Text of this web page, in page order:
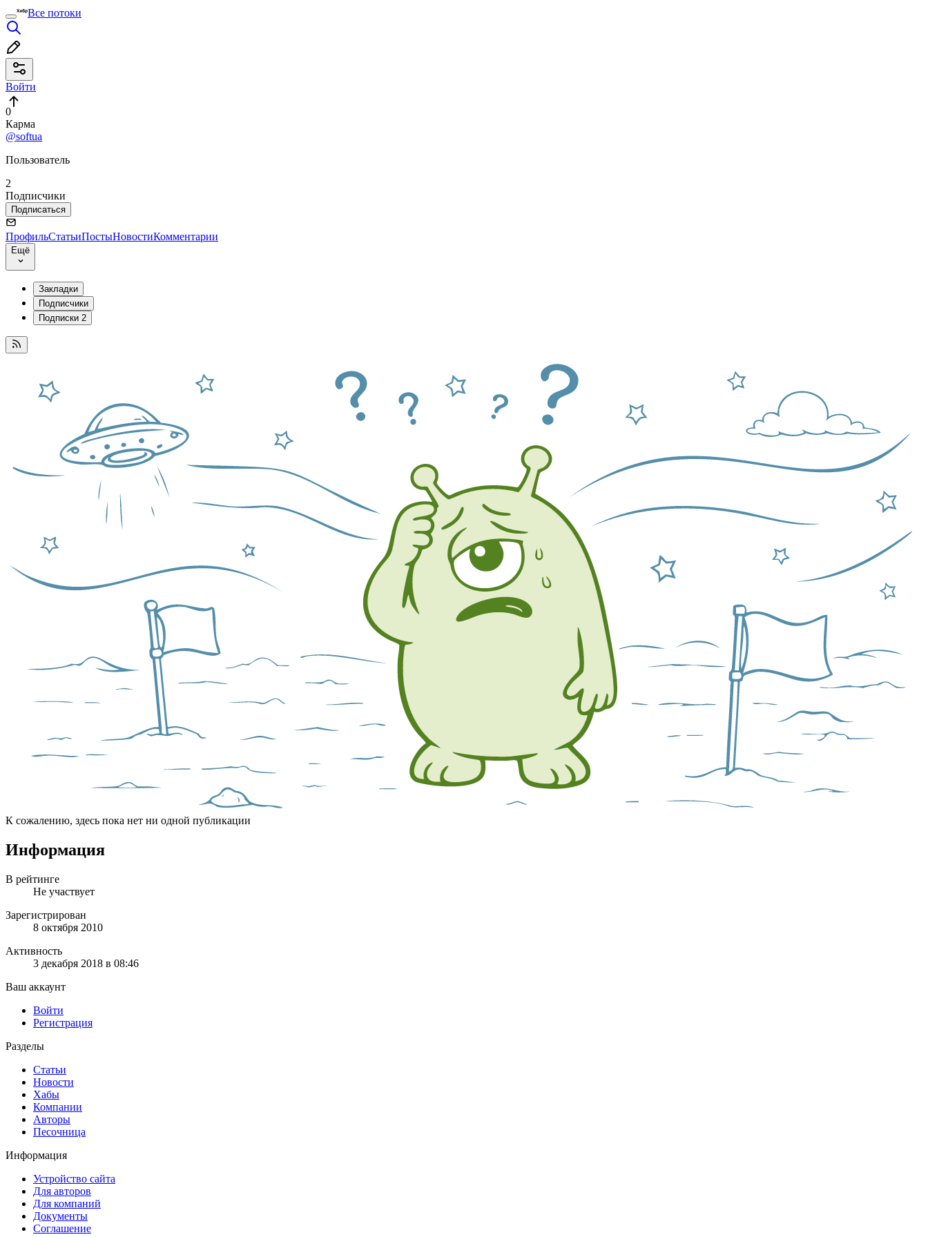
Все потоки
Войти
0
Карма
@softua
Пользователь
2
Подписчики
Подписаться
ПрофильСтатьиПостыНовостиКомментарии
Ещё
Закладки
Подписчики
Подписки 2
К сожалению, здесь пока нет ни одной публикации
Информация
В рейтинге
Не участвует
Зарегистрирован
8 октября 2010
Активность
3 декабря 2018 в 08:46
Ваш аккаунт
Войти
Регистрация
Разделы
Статьи
Новости
Хабы
Компании
Авторы
Песочница
Информация
Устройство сайта
Для авторов
Для компаний
Документы
Соглашение